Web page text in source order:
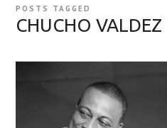
POSTS TAGGED
CHUCHO VALDEZ